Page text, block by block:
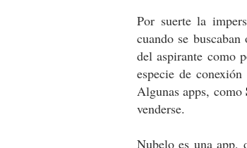
Por suerte la
cuando se
del aspirante como
especie de
Algunas apps, como
venderse.
Nubelo es una app,